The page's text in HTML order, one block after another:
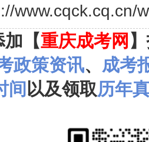
www.cqck.cq.cn/
加【重庆成考网
政策资讯、 成考
间 以及领取历年